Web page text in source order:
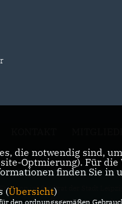
im Stadtrat der Stadt Leipzig
Alle Rechte
die notwendig sind,
Optmierung). Für
finden Sie in
(Übersicht)
den ordnungsgemäßen